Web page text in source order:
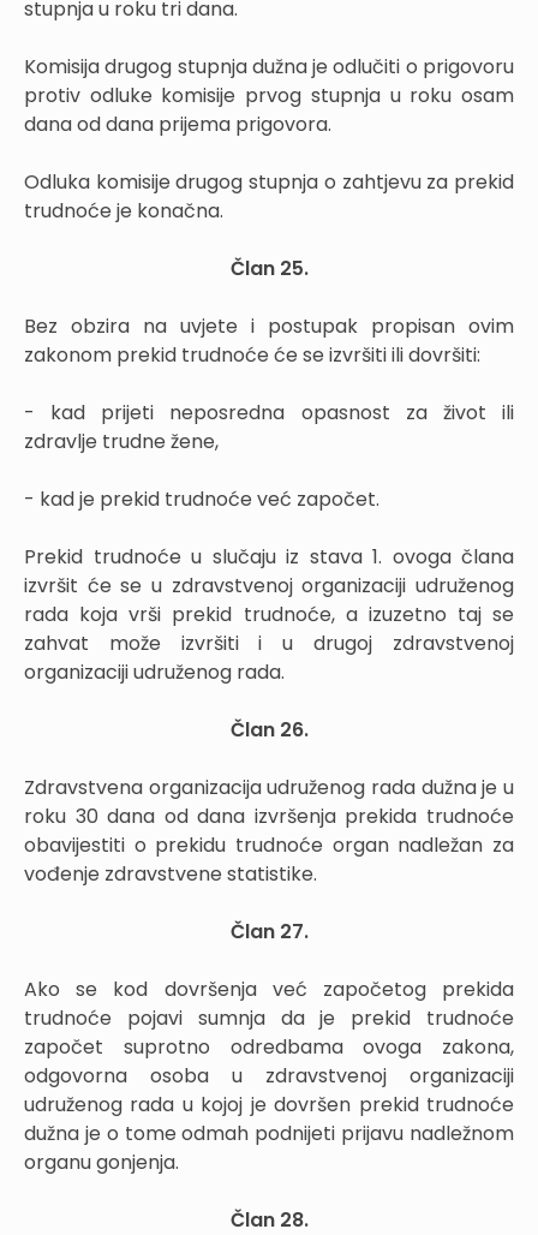
stupnja u roku tri dana.
Komisija drugog stupnja dužna je odlučiti o prigovoru
protiv odluke komisije prvog stupnja u roku osam
dana od dana prijema prigovora.
Odluka komisije drugog stupnja o zahtjevu za prekid
trudnoće je konačna.
Član 25.
Bez obzira na uvjete i postupak propisan ovim
zakonom prekid trudnoće će se izvršiti ili dovršiti:
- kad prijeti neposredna opasnost za život ili
zdravlje trudne žene,
- kad je prekid trudnoće već započet.
Prekid trudnoće u slučaju iz stava 1. ovoga člana
izvršit će se u zdravstvenoj organizaciji udruženog
rada koja vrši prekid trudnoće, a izuzetno taj se
zahvat može izvršiti i u drugoj zdravstvenoj
organizaciji udruženog rada.
Član 26.
Zdravstvena organizacija udruženog rada dužna je u
roku 30 dana od dana izvršenja prekida trudnoće
obavijestiti o prekidu trudnoće organ nadležan za
vođenje zdravstvene statistike.
Član 27.
Ako se kod dovršenja već započetog prekida
trudnoće pojavi sumnja da je prekid trudnoće
započet suprotno odredbama ovoga zakona,
odgovorna osoba u zdravstvenoj organizaciji
udruženog rada u kojoj je dovršen prekid trudnoće
dužna je o tome odmah podnijeti prijavu nadležnom
organu gonjenja.
Član 28.